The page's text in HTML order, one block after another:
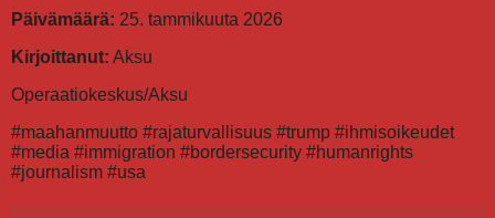
Päivämäärä: 25. tammikuuta 2026
Kirjoittanut: Aksu
Operaatiokeskus/Aksu
#maahanmuutto #rajaturvallisuus #trump #ihmisoikeudet
#media #immigration #bordersecurity #humanrights
#journalism #usa